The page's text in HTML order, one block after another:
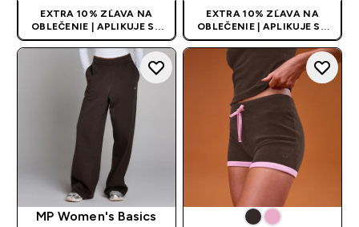
EXTRA 10% ZĽAVA NA
OBLEČENIE | APLIKUJE SA
AUTOMATICKY PRI KÚPE 3
EXTRA 10% ZĽAVA NA
OBLEČENIE | APLIKUJE SA
AUTOMATICKY PRI KÚPE 3
MP Women's Basics